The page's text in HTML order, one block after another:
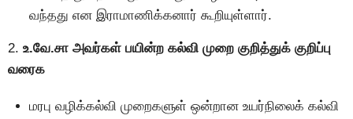
வந்தது என இராமாணிக்கனார் கூறியுள்ளார்.
2. உ.வே.சா அவர்கள் பயின்ற கல்வி முறை குறித்துக் குறிப்பு
வரைக
மரபு வழிக்கல்வி முறைகளுள் ஒன்றான உயர்நிலைக் கல்வி